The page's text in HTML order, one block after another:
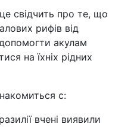
свідчить про те, що
рифів від
акулам
на їхніх рідних
с:
вчені виявили